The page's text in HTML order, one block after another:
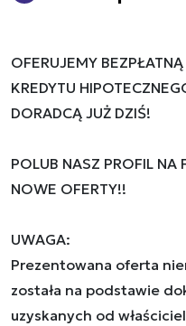
OFERUJEMY
KREDYTU
DORADCĄ JUŻ DZIŚ!
POLUB NASZ PROFIL NA
NOWE OFERTY!!
UWAGA:
Prezentowana oferta
została na podstawie
uzyskanych od